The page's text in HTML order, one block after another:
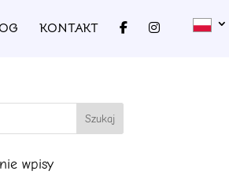
KONTAKT
wpisy